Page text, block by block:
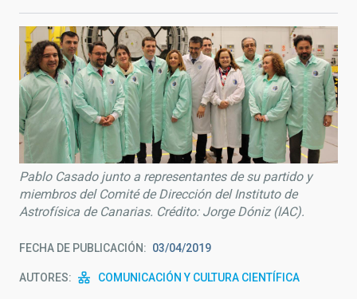
Pablo Casado junto a representantes de su partido y
miembros del Comité de Dirección del Instituto de
Astrofísica de Canarias. Crédito: Jorge Dóniz (IAC).
FECHA DE PUBLICACIÓN 03/04/2019
AUTORES COMUNICACIÓN Y CULTURA CIENTÍFICA